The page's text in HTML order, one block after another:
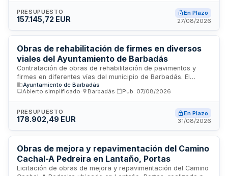
englobando gastos de seguridad y salud. Se destina a
garantizar el mantenimiento y mejora del firme en estas vías
prestación de servicios básicos.
PRESUPUESTO
157.145,72 EUR
En Plazo
27/08/2026
Obras de rehabilitación de firmes en diversos
viales del Ayuntamiento de Barbadás
Contratación de obras de rehabilitación de pavimentos y
firmes en diferentes vías del municipio de Barbadás. El
proyecto comprende la reparación de calzadas
deterioradas en rúa das Cuartas, rúa Cadaval, rúa Ferreira e
ejecución se financiará mediante subvención de la
Diputación Provincial de Ourense y fondos propios
Barbadás como órgano contratante.
Ayuntamiento de Barbadás
Abierto simplificado
Barbadás Pub. 07/08/2026
PRESUPUESTO
178.902,49 EUR
En Plazo
31/08/2026
Obras de mejora y repavimentación del Camino
Cachal-A Pedreira en Lantaño, Portas
Licitación de obras de mejora y repavimentación del Camino